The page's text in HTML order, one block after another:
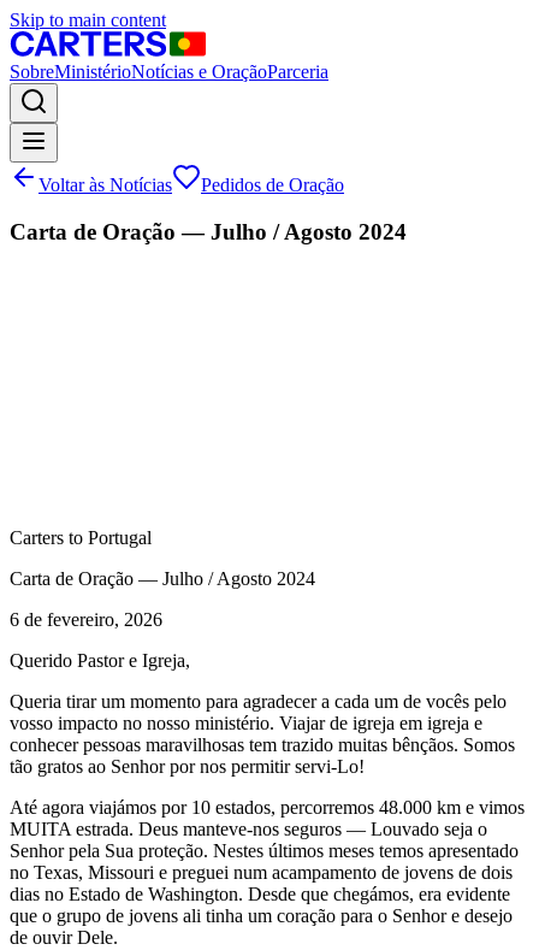
Skip to main content
SobreMinistérioNotícias e OraçãoParceria
Voltar às Notícias Pedidos de Oração
Carta de Oração — Julho / Agosto 2024
Carters to Portugal
Carta de Oração — Julho / Agosto 2024
6 de fevereiro, 2026
Querido Pastor e Igreja,
Queria tirar um momento para agradecer a cada um de vocês pelo
vosso impacto no nosso ministério. Viajar de igreja em igreja e
conhecer pessoas maravilhosas tem trazido muitas bênçãos. Somos
tão gratos ao Senhor por nos permitir servi-Lo!
Até agora viajámos por 10 estados, percorremos 48.000 km e vimos
MUITA estrada. Deus manteve-nos seguros — Louvado seja o
Senhor pela Sua proteção. Nestes últimos meses temos apresentado
no Texas, Missouri e preguei num acampamento de jovens de dois
dias no Estado de Washington. Desde que chegámos, era evidente
que o grupo de jovens ali tinha um coração para o Senhor e desejo
de ouvir Dele.